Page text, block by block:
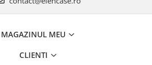
MAGAZINUL MEU
CLIENTI